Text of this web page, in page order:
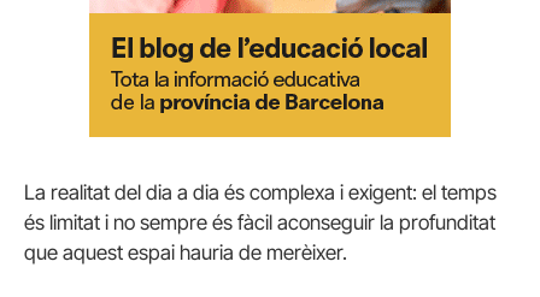
La realitat del dia a dia és complexa i exigent: el temps
és limitat i no sempre és fàcil aconseguir la profunditat
que aquest espai hauria de merèixer.